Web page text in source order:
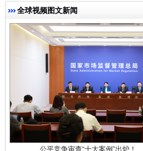
全球视频图文新闻
公平竞争审查“十大案例”出炉！